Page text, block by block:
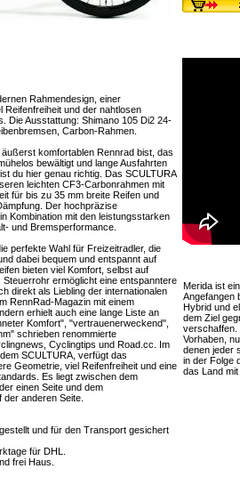
Rahmendesign, einer
und der nahtlosen
Die Ausstattung: Shimano 105 Di2 24-
Carbon-Rahmen.
komfortablen Rennrad bist, das
bewältigt und lange Ausfahrten
du hier genau richtig. Das SCULTURA
leichten CF3-Carbonrahmen mit
für bis zu 35 mm breite Reifen und
Der hochpräzise
Kombination mit den leistungsstarken
und Bremsperformance.
perfekte Wahl für Freizeitradler, die
dabei bequem und entspannt auf
bieten viel Komfort, selbst auf
ermöglicht eine entspanntere
direkt als Liebling der internationalen
RennRad-Magazin mit einem
erhielt auch eine lange Liste an
Komfort", "vertrauenerweckend",
schrieben renommierte
Cyclingtips und Road.cc. Im
SCULTURA, verfügt das
Geometrie, viel Reifenfreiheit und eine
Es liegt zwischen dem
einen Seite und dem
anderen Seite.
und für den Transport gesichert
für DHL.
frei Haus.
Merida ist
Angefangen
Hybrid und
dem Ziel
verschaffen.
Vorhaben,
denen jeder
in der Folge
das Land